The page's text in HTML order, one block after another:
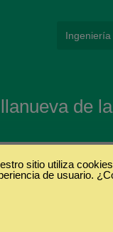
de
sitio utiliza
de usuario.